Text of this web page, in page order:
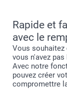
Rapide et
avec le
Vous souhaitez
vous n'avez
Avec notre
pouvez créer
compromettre